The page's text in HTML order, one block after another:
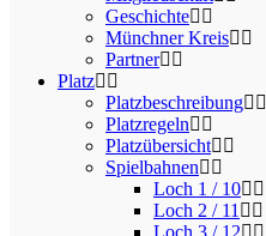
Geschichte
Münchner Kreis
Partner
Platz
Platzbeschreibung
Platzregeln
Platzübersicht
Spielbahnen
Loch 1 / 10
Loch 2 / 11
Loch 3 / 12